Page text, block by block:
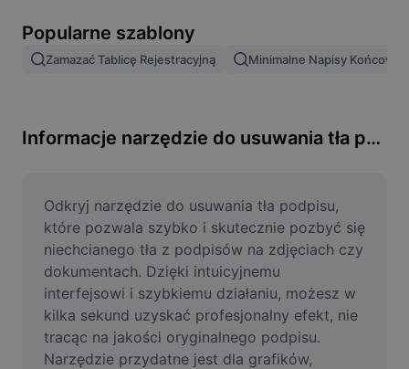
Scalanie obrazów
Zmień rozmiar obrazu
Generator memów
AI Text Remover
AI People Remover
AI Inpainting
Face Cutout
Popularne szablony
Zamazać Tablicę Rejestracyjną Minimalne Napisy Końcowe
Informacje narzędzie do usuwania tła podpisu
Odkryj narzędzie do usuwania tła podpisu,
które pozwala szybko i skutecznie pozbyć się
niechcianego tła z podpisów na zdjęciach czy
dokumentach. Dzięki intuicyjnemu
interfejsowi i szybkiemu działaniu, możesz w
kilka sekund uzyskać profesjonalny efekt, nie
tracąc na jakości oryginalnego podpisu.
Narzędzie przydatne jest dla grafików,